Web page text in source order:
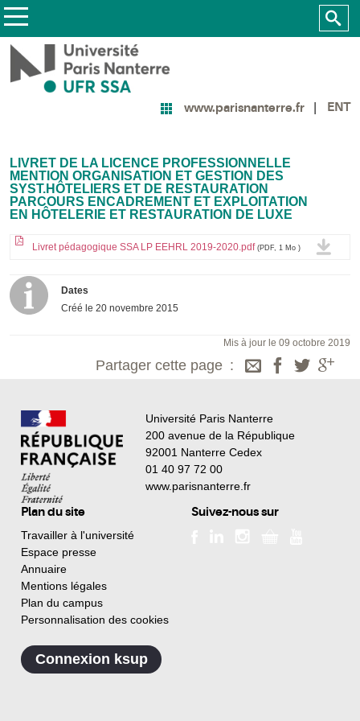
www.parisnanterre.fr ENT
LIVRET DE LA LICENCE PROFESSIONNELLE
MENTION ORGANISATION ET GESTION DES
SYST.HÔTELIERS ET DE RESTAURATION
PARCOURS ENCADREMENT ET EXPLOITATION
EN HÔTELERIE ET RESTAURATION DE LUXE
Livret pédagogique SSA LP EEHRL 2019-2020.pdf (PDF, 1 Mo )
Dates
Créé le 20 novembre 2015
Mis à jour le 09 octobre 2019
Partager cette page
Université Paris Nanterre
200 avenue de la République
92001 Nanterre Cedex
01 40 97 72 00
www.parisnanterre.fr
Plan du site
Travailler à l'université
Espace presse
Annuaire
Mentions légales
Plan du campus
Personnalisation des cookies
Suivez-nous sur
Connexion ksup